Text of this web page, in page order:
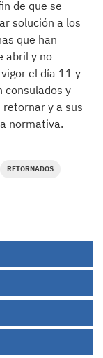
de que se
solución a los
que han
abril y no
el día 11 y
consulados y
y a sus
normativa.
RETORNADOS